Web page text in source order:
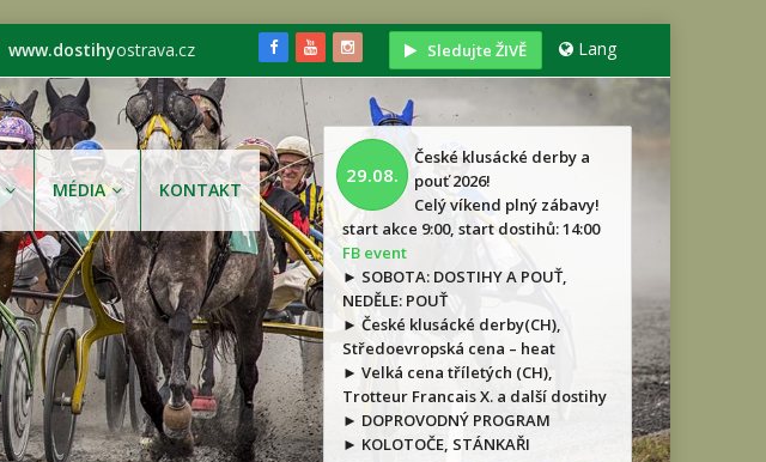
www.dostihyostrava.cz Sledujte ŽIVĚ Lang
MÉDIA KONTAKT
29.08.
České klusácké derby a
pouť 2026!
Celý víkend plný zábavy!
start akce 9:00, start dostihů: 14:00
FB event
► SOBOTA: DOSTIHY A POUŤ,
NEDĚLE: POUŤ
► České klusácké derby(CH),
Středoevropská cena – heat
► Velká cena tříletých (CH),
Trotteur Francais X. a další dostihy
► DOPROVODNÝ PROGRAM
► KOLOTOČE, STÁNKAŘI